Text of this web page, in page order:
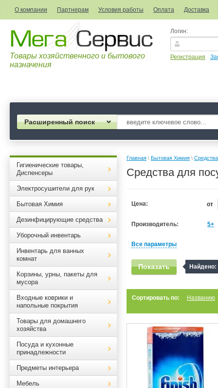
О компании Партнерам Условия работы Оплата Доставка
Товары хозяйственного и бытового
назначения
Логин:
Регистрация
Расширенный поиск
Гигиенические товары,
Диспенсеры
Электросушители для рук
Бытовая Химия
Дезинфицирующие средства
Уборочный инвентарь
Инвентарь для ванных
комнат
Корзины, урны, пакеты для
мусора
Входные коврики и
напольные покрытия
Товары для домашнего
хозяйства
Посуда и кухонные
принадлежности
Предметы интерьера
Мебель
Главная \ Бытовая Химия \
Средства для
Цена: от
Производитель: 5+
Все параметры
Показать Найдено:
Сортировать по: Названию